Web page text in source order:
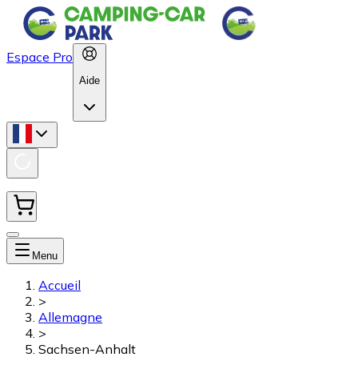
Espace Pro
Aide
Menu
Accueil
>
Allemagne
>
Sachsen-Anhalt